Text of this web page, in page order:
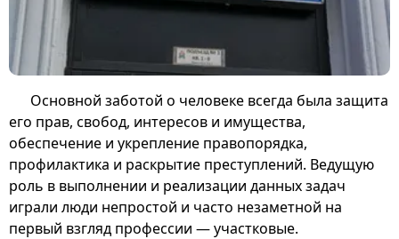
Основной заботой о человеке всегда была защита
его прав, свобод, интересов и имущества,
обеспечение и укрепление правопорядка,
профилактика и раскрытие преступлений. Ведущую
роль в выполнении и реализации данных задач
играли люди непростой и часто незаметной на
первый взгляд профессии — участковые.